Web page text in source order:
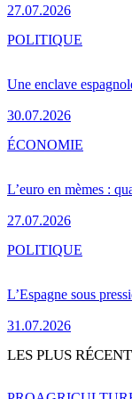
27.07.2026
Une enclave
30.07.2026
POLITIQUE
L’euro en mèmes :
27.07.2026
ÉCONOMIE
L’Espagne sous
31.07.2026
POLITIQUE
LES PLUS